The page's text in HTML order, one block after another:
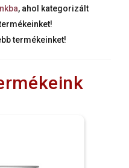
, ahol kategorizált
termékeinket!